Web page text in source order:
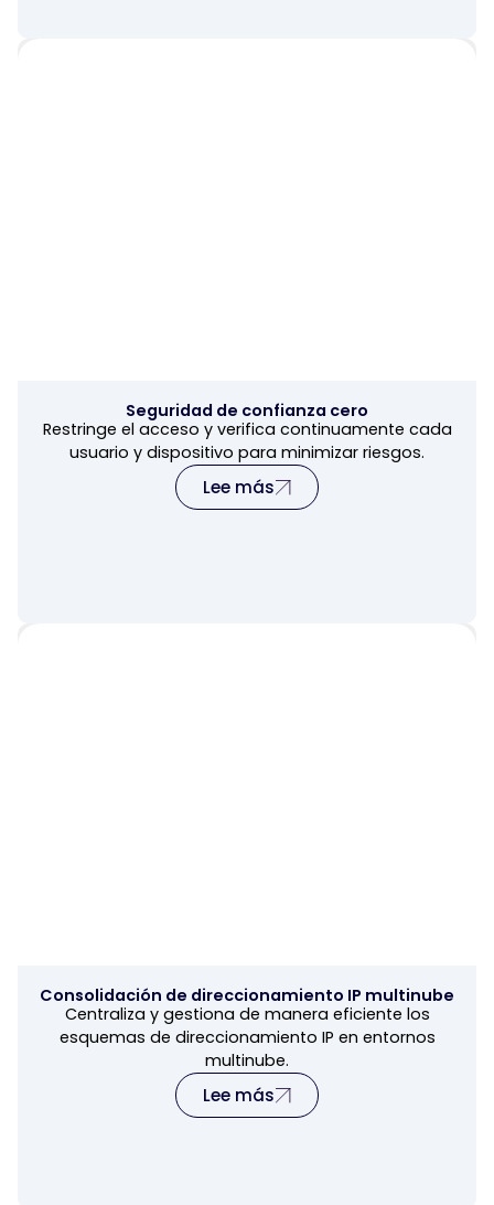
Seguridad de confianza cero
Restringe el acceso y verifica continuamente cada
usuario y dispositivo para minimizar riesgos.
Lee más
Consolidación de direccionamiento IP multinube
Centraliza y gestiona de manera eficiente los
esquemas de direccionamiento IP en entornos
multinube.
Lee más